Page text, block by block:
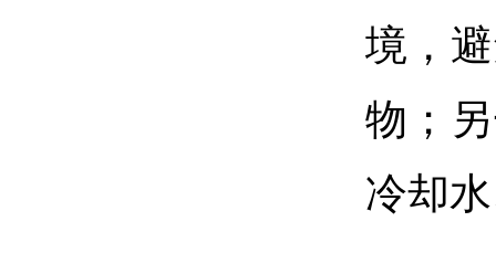
境，
物；
冷却